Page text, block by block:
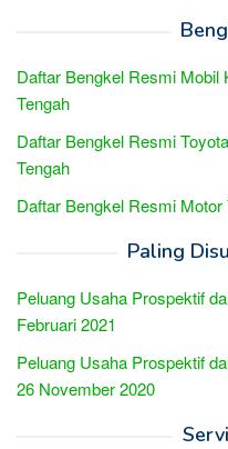
Daftar Bengkel Resmi
Tengah
Daftar Bengkel Resmi
Tengah
Daftar Bengkel Resmi
Paling
Peluang Usaha Prospektif
Februari 2021
Peluang Usaha Prospektif
26 November 2020